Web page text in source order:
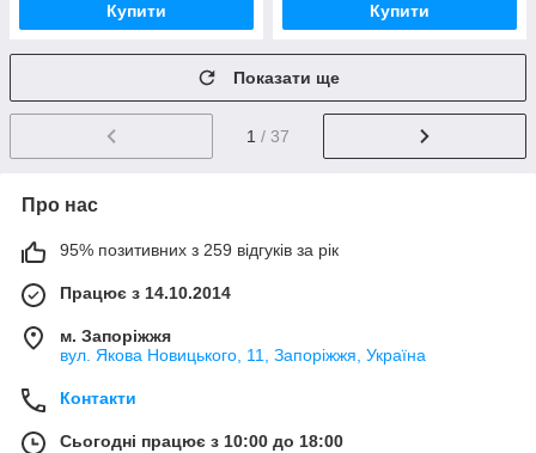
Купити Купити
Показати ще
1 / 37
Про нас
95% позитивних з 259 відгуків за рік
Працює з 14.10.2014
м. Запоріжжя
вул. Якова Новицького, 11, Запоріжжя, Україна
Контакти
Сьогодні працює з 10:00 до 18:00